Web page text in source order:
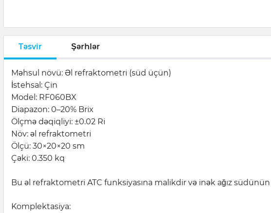
Təsvir Şərhlər
Məhsul növü: Əl refraktometri (süd üçün)
İstehsal: Çin
Model: RF060BX
Diapazon: 0–20% Brix
Ölçmə dəqiqliyi: ±0.02 Ri
Növ: əl refraktometri
Ölçü: 30×20×20 sm
Çəki: 0.350 kq
Bu əl refraktometri ATC funksiyasına malikdir və inək ağız
Komplektasiya: